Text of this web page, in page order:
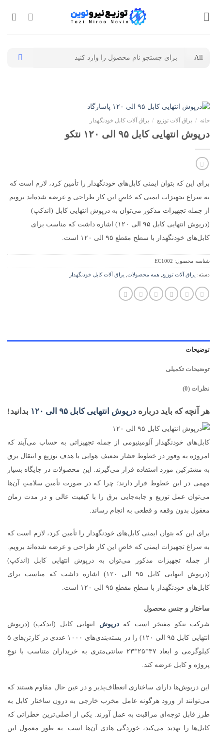
برای:
خانه / یراق آلات توزیع / یراق آلات کابل خودنگهدار
درپوش انتهایی کابل ۹۵ الی ۱۲۰ نتکو
برای این که بتوان ایمنی کابل‌های خودنگهدار را تأمین کرد، لازم است که
به سراغ تجهیزات ایمنی که خاصِ این کار طراحی و عرضه شده‌اند برویم.
از جمله تجهیزات مذکور می‌توان به درپوش انتهایی کابل (اندکپ)
(درپوش انتهایی کابل ۹۵ الی ۱۲۰) اشاره داشت که مناسب برای
کابل‌های خودنگهدار با سطح مقطع ۹۵ الی ۱۲۰ است.
شناسه محصول: EC1002
دسته: یراق آلات توزیع همه محصولات یراق آلات کابل خودنگهدار
توضیحات
توضیحات تکمیلی
نظرات (0)
هر آنچه که باید درباره درپوش انتهایی کابل ۹۵ الی ۱۲۰ بدانید!
کابل‌های خودنگهدار آلومینیومی از جمله تجهیزاتی به حساب می‌آیند که
امروزه به وفور در خطوط فشار ضعیف هوایی با هدف توزیع و انتقال برق
به مشترکین مورد استفاده قرار می‌گیرند. این محصولات در جایگاه بسیار
مهمی در این خطوط قرار دارند؛ چرا که در صورت تأمین سلامتِ آن‌ها
می‌توان عمل توزیع و جابه‌جایی برق را با کیفیت عالی و در مدت زمان
معقول بدون وقفه و قطعی به انجام رساند.
برای این که بتوان ایمنی کابل‌های خودنگهدار را تأمین کرد، لازم است که
به سراغ تجهیزات ایمنی که خاصِ این کار طراحی و عرضه شده‌اند برویم.
از جمله تجهیزات مذکور می‌توان به درپوش انتهایی کابل (اندکپ)
(درپوش انتهایی کابل ۹۵ الی ۱۲۰) اشاره داشت که مناسب برای
کابل‌های خودنگهدار با سطح مقطع ۹۵ الی ۱۲۰ است.
ساختار و جنس محصول
شرکت نتکو مفتخر است کهدرپوش انتهایی کابل (اندکپ) (درپوش
انتهایی کابل ۹۵ الی ۱۲۰) را در بسته‌بندی‌های ۱۰۰۰ عددی در کارتن‌های ۵
کیلوگرمی و ابعاد ۳۷*۲۵*۲۳ سانتی‌متری به خریداران متناسب با نوعِ
پروژه و کابل عرضه کند.
این درپوش‌ها دارای ساختاری انعطاف‌پذیر و در عین حال مقاوم هستند که
می‌توانند از ورود هرگونه عامل مخرب خارجی به درون ساختار کابل به
طرز قابل توجه‌ای مراقبت به عمل آورند. یکی از اصلی‌ترین خطراتی که
کابل‌ها را تهدید می‌کند، خوردگی هادی آن‌ها است. به طور معمول این